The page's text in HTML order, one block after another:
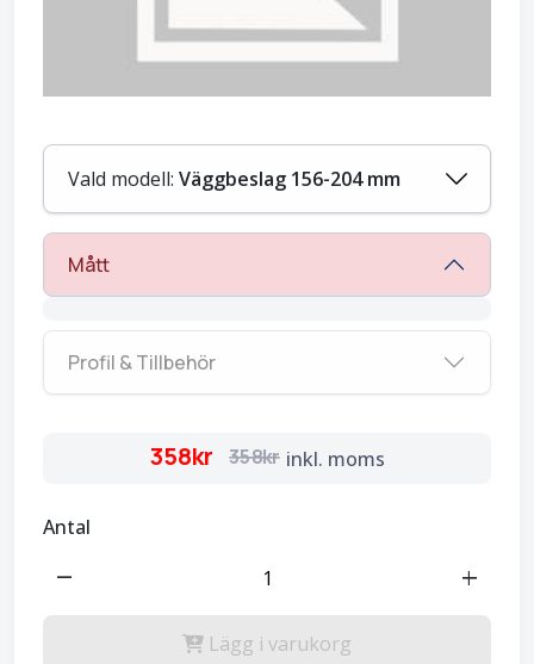
Vald modell: Väggbeslag 156-204 mm
Mått
Profil & Tillbehör
358kr 358kr inkl. moms
Antal
remove add
Lägg i varukorg